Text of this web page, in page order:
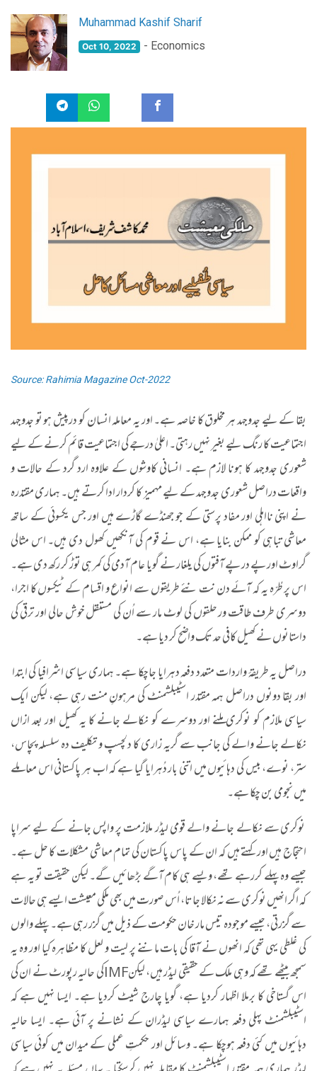
Muhammad Kashif Sharif
Oct 10, 2022 - Economics
Source: Rahimia Magazine Oct-2022
بقا کے لیے جدوجہد ہر مخلوق کا خاصہ ہے۔ اور یہ معاملہ انسان کو درپیش ہو تو جدوجہد
اجتماعیت کا رنگ لیے بغیر نہیں رہتی۔ اعلیٰ درجے کی اجتماعیت قائم کرنے کے لیے
شعوری جدوجہد کا ہونا لازم ہے۔ انسانی کاوشوں کے علاوہ ارد گرد کے حالات و
واقعات دراصل شعوری جدوجہد کے لیے مہمیز کا کردار ادا کرتے ہیں۔ ہماری مقتدرہ
نے اپنی نااہلی اور مفاد پرستی کے جو جھنڈے گاڑے ہیں اور جس یکسوئی کے ساتھ
معاشی تباہی کو ممکن بنایا ہے، اس نے قوم کی آنکھیں کھول دی ہیں۔ اس مثالی
گراوٹ اور پے در پے آفتوں کی یلغار نے گویا عام آدمی کی کمر ہی توڑ کر رکھ دی ہے۔
اس پر طُرّہ یہ کہ آئے دن نت نئے طریقوں سے انواع و اقسام کے ٹیکسوں کا اجرا،
دوسری طرف طاقت ور حلقوں کی لوٹ مار سے اُن کی مستقل خوش حالی اور ترقی کی
داستانوں نے کھیل کافی حد تک واضح کر دیا ہے۔
دراصل یہ طریقۂ واردات متعدد دفعہ دہرایا جاچکا ہے۔ ہماری سیاسی اشرافیا کی ابتدا
اور بقا دونوں دراصل ہمہ مقتدر اسٹیبلشمنٹ کی مرہونِ منت رہی ہے، لیکن ایک
سیاسی ملازم کو نوکری ملنے اور دوسرے کو نکالے جانے کا یہ کھیل اور بعد ازاں
نکالے جانے والے کی جانب سے گریہ زاری کا دلچسپ و تکلیف دہ سلسلہ پچاس،
ستر، نوے، بیس کی دہائیوں میں اتنی بار دُہرایا گیا ہے کہ اب ہر پاکستانی اس معاملے
میں نجومی بن چکا ہے۔
نوکری سے نکالے جانے والے قومی لیڈر ملازمت پر واپس جانے کے لیے سراپا
احتجاج ہیں اور کہتے ہیں کہ ان کے پاس پاکستان کی تمام معاشی مشکلات کا حل ہے۔
جیسے وہ پہلے کررہے تھے، ویسے ہی کام آگے بڑھائیں گے۔ لیکن حقیقت تو یہ ہے
کہ اگر انھیں نوکری سے نہ نکالا جاتا، اُس صورت میں بھی ملکی معیشت ایسے ہی حالات
سے گزرتی، جیسے موجودہ تیس مار خان حکومت کے ذیل میں گزر رہی ہے۔ پہلے والوں
کی غلطی یہی تھی کہ انھوں نے آقا کی بات ماننے پر لیت و لعل کا مظاہرہ کیا اور وہ یہ
سمجھ بیٹھے تھے کہ وہی ملک کے حقیقی لیڈر ہیں، لیکنIMFکی حالیہ رپورٹ نے ان کی
اس گستاخی کا برملا اظہار کردیا ہے، گویا چارج شیٹ کردیا ہے۔ ایسا نہیں ہے کہ
اسٹیبلشمنٹ پہلی دفعہ ہمارے سیاسی لیڈران کے نشانے پر آئی ہے۔ ایسا حالیہ
دہائیوں میں کئی دفعہ ہوچکا ہے۔ وسائل اور حکمتِ عملی کے میدان میں کوئی سیاسی